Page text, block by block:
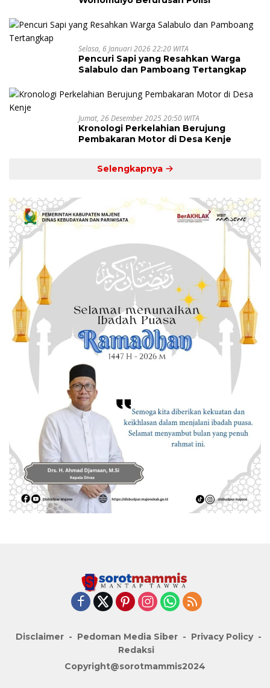
Selasa, 6 Januari 2026 22:20 WITA
Pencuri Sapi yang Resahkan Warga
Salabulo dan Pamboang Tertangkap
Jumat, 26 Desember 2025 20:50 WITA
Kronologi Perkelahian Berujung
Pembakaran Motor di Desa Kenje
Selengkapnya
Disclaimer Pedoman Media Siber
Privacy Policy
Redaksi
Copyright@sorotmammis2024